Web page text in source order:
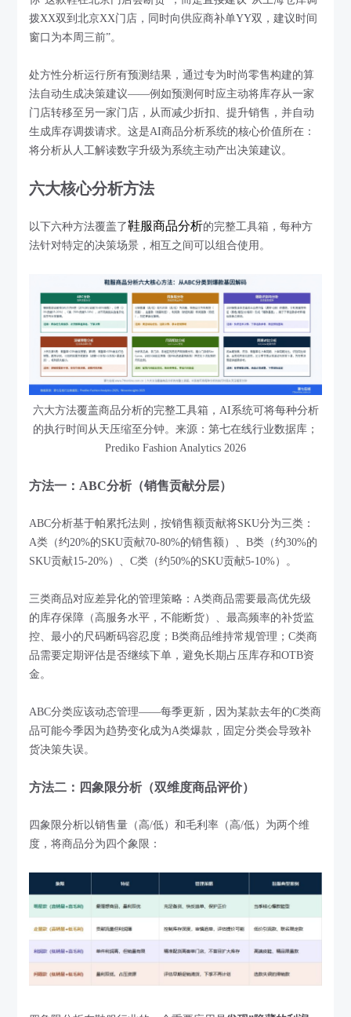
拨XX双到北京XX门店，同时向供应商补单YY双，建议时间
窗口为本周三前”。
处方性分析运行所有预测结果，通过专为时尚零售构建的算
法自动生成决策建议——例如预测何时应主动将库存从一家
门店转移至另一家门店，从而减少折扣、提升销售，并自动
生成库存调拨请求。这是AI商品分析系统的核心价值所在：
将分析从人工解读数字升级为系统主动产出决策建议。
六大核心分析方法
以下六种方法覆盖了鞋服商品分析的完整工具箱，每种方
法针对特定的决策场景，相互之间可以组合使用。
六大方法覆盖商品分析的完整工具箱，AI系统可将每种分析
的执行时间从天压缩至分钟。来源：第七在线行业数据库；
Prediko Fashion Analytics 2026
方法一：ABC分析（销售贡献分层）
ABC分析基于帕累托法则，按销售额贡献将SKU分为三类：
A类（约20%的SKU贡献70-80%的销售额）、B类（约30%的
SKU贡献15-20%）、C类（约50%的SKU贡献5-10%）。
三类商品对应差异化的管理策略：A类商品需要最高优先级
的库存保障（高服务水平，不能断货）、最高频率的补货监
控、最小的尺码断码容忍度；B类商品维持常规管理；C类商
品需要定期评估是否继续下单，避免长期占压库存和OTB资
金。
ABC分类应该动态管理——每季更新，因为某款去年的C类商
品可能今季因为趋势变化成为A类爆款，固定分类会导致补
货决策失误。
方法二：四象限分析（双维度商品评价）
四象限分析以销售量（高/低）和毛利率（高/低）为两个维
度，将商品分为四个象限：